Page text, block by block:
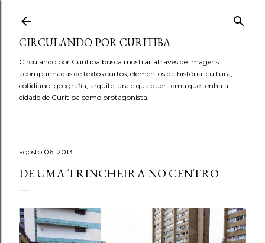
CIRCULANDO POR CURITIBA
Circulando por Curitiba busca mostrar através de imagens
acompanhadas de textos curtos, elementos da história, cultura,
cotidiano, geografia, arquitetura e qualquer tema que tenha a
cidade de Curitiba como protagonista.
agosto 06, 2013
DE UMA TRINCHEIRA NO CENTRO